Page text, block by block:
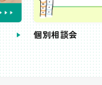
個別相談会